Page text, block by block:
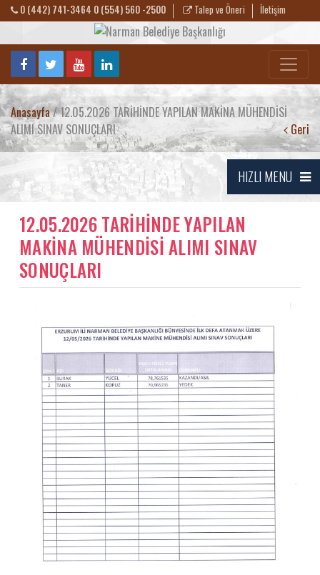
0 (442) 741-3464 0 (554) 560 -2500 Talep ve Öneri İletişim
Anasayfa/ 12.05.2026 TARİHİNDE YAPILAN MAKİNA MÜHENDİSİ
ALIMI SINAV SONUÇLARI
Geri
HIZLI MENU
12.05.2026 TARİHİNDE YAPILAN
MAKİNA MÜHENDİSİ ALIMI SINAV
SONUÇLARI